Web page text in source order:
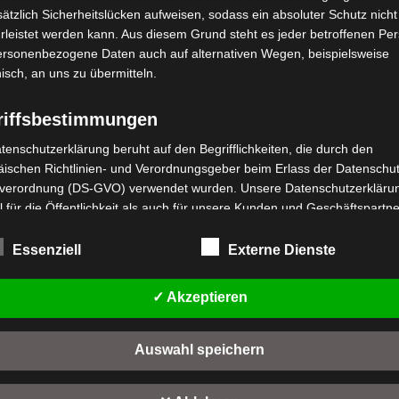
VORDERER
IN DEN WARENKORB
Kostenloser Versand
VB3 VORDERGABEL
von
VB3
Sicherheitslücken aufweisen, sodass ein absoluter Schutz nicht
werden kann. Aus diesem Grund steht es jeder betroffenen
Daten auch auf alternativen Wegen, beispielsweise
an uns zu übermitteln.
beruht auf den Begrifflichkeiten, die durch den
Richtlinien- und Verordnungsgeber beim Erlass der
(DS-GVO) verwendet wurden. Unsere
für die Öffentlichkeit als auch für unsere Kunden und
Begrifflichkeiten erläutern.
a) personenbezogene Daten
Personenbezogene Daten sind alle Informationen, die sich auf eine
identifizierte oder identifizierbare natürliche Person (im Folgenden
Essenziell Externe Dienste
✓ Akzeptieren
Auswahl speichern